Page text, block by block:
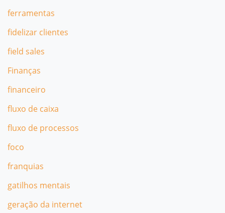
ferramentas
fidelizar clientes
field sales
Finanças
financeiro
fluxo de caixa
fluxo de processos
foco
franquias
gatilhos mentais
geração da internet